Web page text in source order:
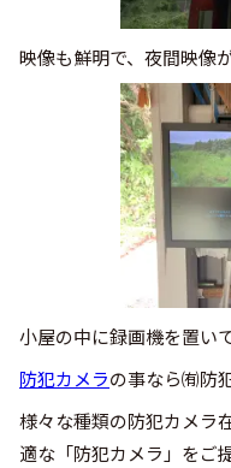
映像も鮮明で、夜間映像
小屋の中に録画機を置い
防犯カメラの事なら㈲防
様々な種類の防犯カメラ
適な「防犯カメラ」をご